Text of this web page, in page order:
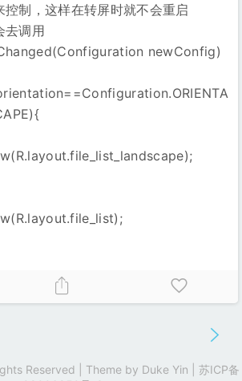
制，这样在转屏时就不会重启
调用
newConfig)
Reserved | Theme by Duke Yin
苏ICP备